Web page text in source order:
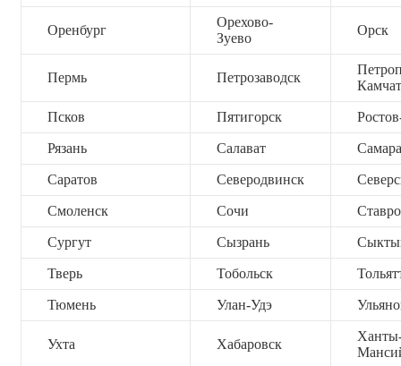
Оренбург
Орехово-
Зуево
Орск
Пермь Петрозаводск
Псков Пятигорск
Рязань Салават Самара
Саратов Северодвинск
Смоленск Сочи
Сургут Сызрань
Тверь Тобольск
Тюмень Улан-Удэ
Ухта Хабаровск